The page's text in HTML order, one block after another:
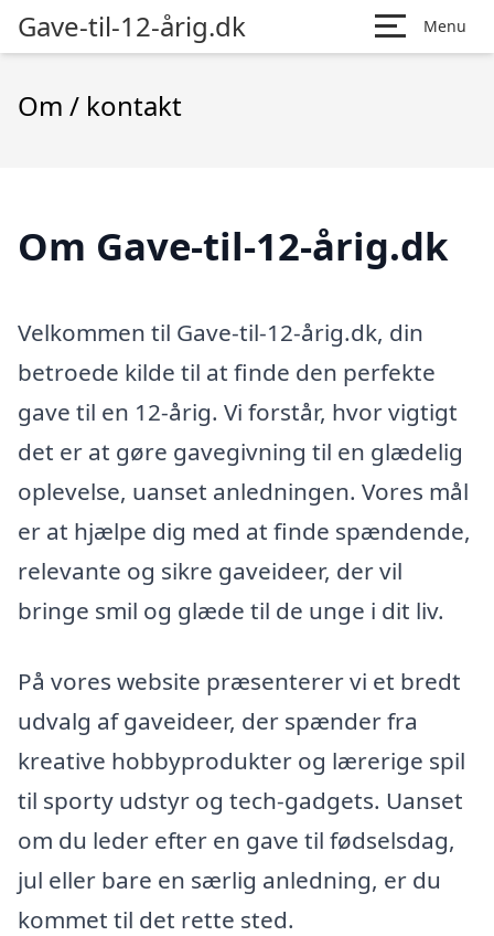
Gave-til-12-årig.dk Menu
Om / kontakt
Om Gave-til-12-årig.dk
Velkommen til Gave-til-12-årig.dk, din
betroede kilde til at finde den perfekte
gave til en 12-årig. Vi forstår, hvor vigtigt
det er at gøre gavegivning til en glædelig
oplevelse, uanset anledningen. Vores mål
er at hjælpe dig med at finde spændende,
relevante og sikre gaveideer, der vil
bringe smil og glæde til de unge i dit liv.
På vores website præsenterer vi et bredt
udvalg af gaveideer, der spænder fra
kreative hobbyprodukter og lærerige spil
til sporty udstyr og tech-gadgets. Uanset
om du leder efter en gave til fødselsdag,
jul eller bare en særlig anledning, er du
kommet til det rette sted.